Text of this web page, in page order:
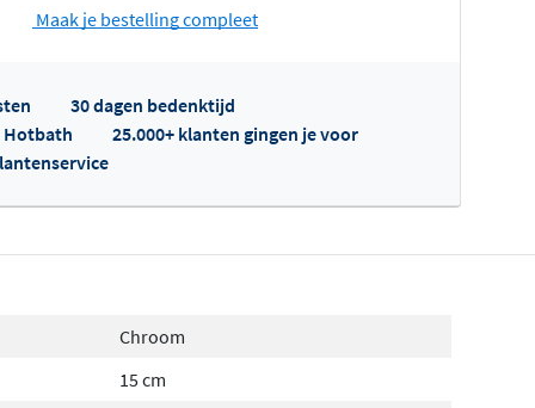
Maak je bestelling compleet
30 dagen bedenktijd
Hotbath
25.000+ klanten gingen je voor
Chroom
15 cm